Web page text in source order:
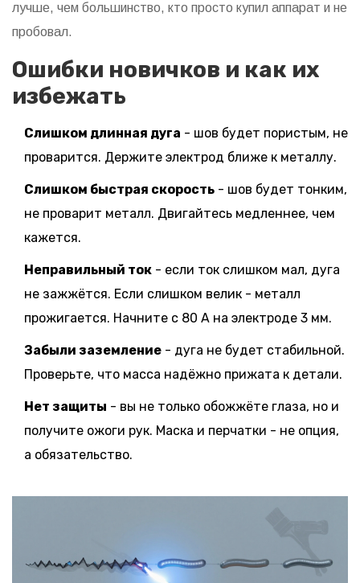
лучше, чем большинство, кто просто купил аппарат и не
пробовал.
Ошибки новичков и как их
избежать
Слишком длинная дуга - шов будет пористым, не
проварится. Держите электрод ближе к металлу.
Слишком быстрая скорость - шов будет тонким,
не проварит металл. Двигайтесь медленнее, чем
кажется.
Неправильный ток - если ток слишком мал, дуга
не зажжётся. Если слишком велик - металл
прожигается. Начните с 80 А на электроде 3 мм.
Забыли заземление - дуга не будет стабильной.
Проверьте, что масса надёжно прижата к детали.
Нет защиты - вы не только обожжёте глаза, но и
получите ожоги рук. Маска и перчатки - не опция,
а обязательство.